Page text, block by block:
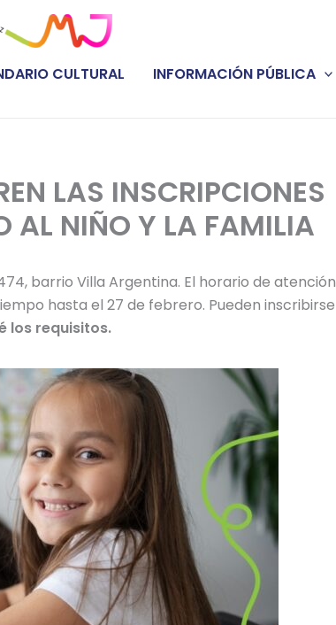
CULTURAL INFORMACIÓN PÚBLICA
LAS INSCRIPCIONES
AL NIÑO Y LA FAMILIA
barrio Villa Argentina. El horario de atención
hasta el 27 de febrero. Pueden inscribirse
los requisitos.